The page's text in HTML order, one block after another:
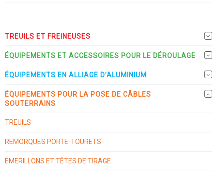
TREUILS ET FREINEUSES
ÉQUIPEMENTS ET ACCESSOIRES POUR LE DÉROULAGE
ÉQUIPEMENTS EN ALLIAGE D’ALUMINIUM
ÉQUIPEMENTS POUR LA POSE DE CÂBLES
SOUTERRAINS
TREUILS
REMORQUES PORTE-TOURETS
ÉMERILLONS ET TÊTES DE TIRAGE